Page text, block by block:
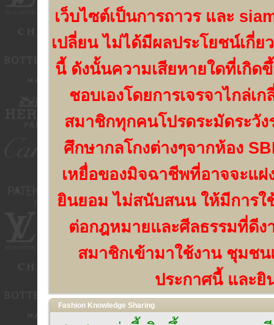
เว็บไซต์เป็นการถาวร และ
เปลี่ยน ไม่ได้มีผลประโยชน์เกี่
นี้ ดังนั้นความเสียหายใดที่เกิด
ชอบเองโดยการเจรจาไกล่
สมาชิกทุกคนโปรดระมัดระวั
ศึกษากลโกงต่างๆจากห้อง
เหยื่อของมิจฉาชีพที่อาจจะแฝ
ยินยอม ไม่สนับสนน ให้มีการใ
ต่อกฎหมายและศีลธรรมที่ดีง
สมาชิกเข้ามาใช้งาน ชุมชน
ประกาศนี้ และ
Fashion Knowledge Sharing